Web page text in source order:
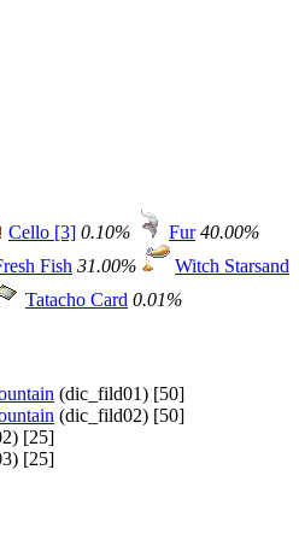
Cello [3] 0.10% Fur 40.00%
Fish 31.00%
Witch Starsand
Tatacho Card 0.01%
(dic_fild01) [50]
(dic_fild02) [50]
[25]
[25]